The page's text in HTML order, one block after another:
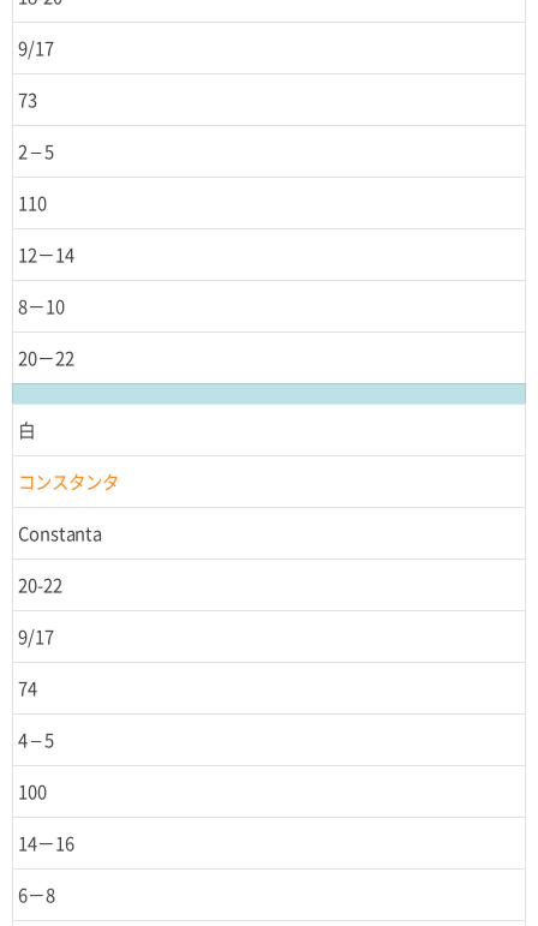
9/17
73
2 – 5
110
12－14
8－10
20－22
白
コンスタンタ
Constanta
20-22
9/17
74
4 – 5
100
14－16
6－8